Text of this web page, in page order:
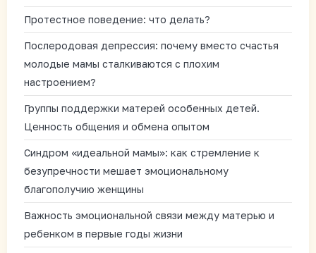
Протестное поведение: что делать?
Послеродовая депрессия: почему вместо счастья
молодые мамы сталкиваются с плохим
настроением?
Группы поддержки матерей особенных детей.
Ценность общения и обмена опытом
Синдром «идеальной мамы»: как стремление к
безупречности мешает эмоциональному
благополучию женщины
Важность эмоциональной связи между матерью и
ребенком в первые годы жизни